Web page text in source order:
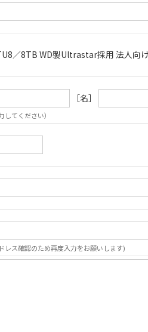
／8TB WD製Ultrastar採用 法人向
［名］
してください）
レス確認のため再度入力をお願いします)